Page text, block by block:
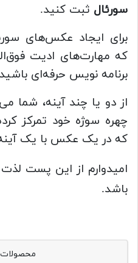
سورئال ثبت کنید.
برای ایجاد عکس‌های
که مهارت‌های ادیت
برنامه‌ نویس حرفه‌ای
از دو یا چند آینه، شما
چهره سوژه خود تمرکز
که در یک عکس با یک
امیدوارم از این پست لذت
باشد.
محصولات